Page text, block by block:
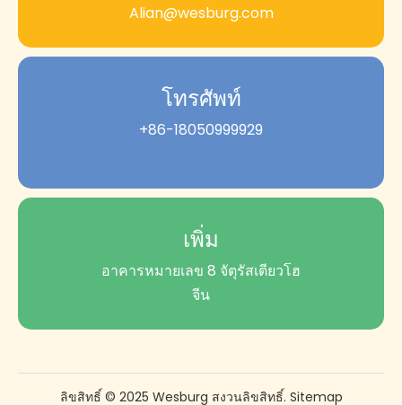
Alian@wesburg.com
โทรศัพท์
+86-18050999929
เพิ่ม
อาคารหมายเลข 8 จัตุรัสเตียวโฮ
จีน
ลิขสิทธิ์ © 2025 Wesburg สงวนลิขสิทธิ์. Sitemap